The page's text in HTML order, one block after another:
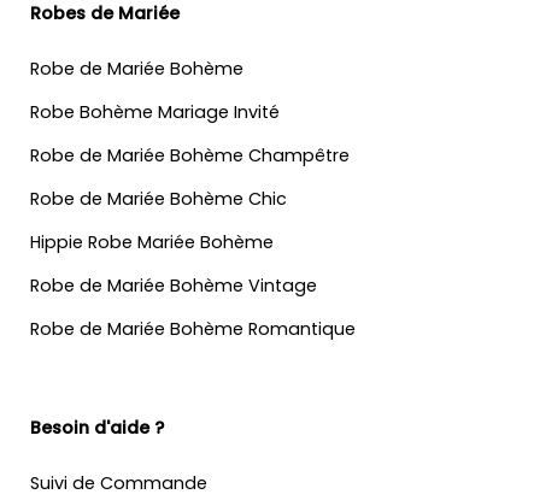
Robes de Mariée
Robe de Mariée Bohème
Robe Bohème Mariage Invité
Robe de Mariée Bohème Champêtre
Robe de Mariée Bohème Chic
Hippie Robe Mariée Bohème
Robe de Mariée Bohème Vintage
Robe de Mariée Bohème Romantique
Besoin d'aide ?
Suivi de Commande